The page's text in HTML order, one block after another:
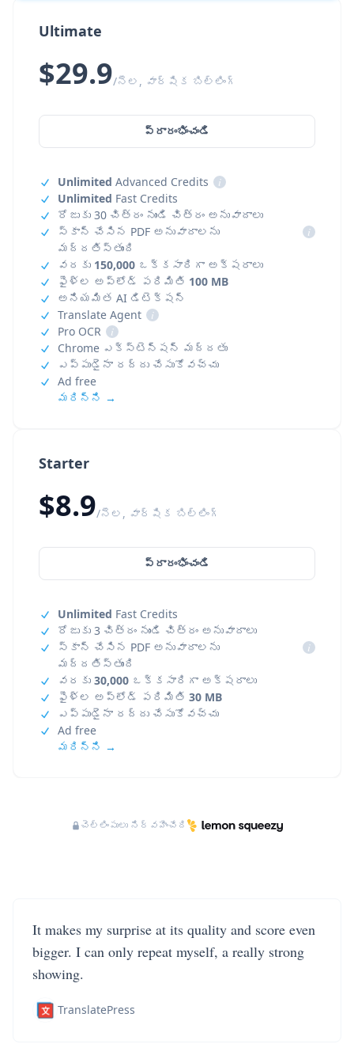
Starter
$8.9/నెల, వార్షిక బిల్లింగ్
ప్రారంభించండి
Unlimited Fast Credits
రోజుకు 3 చిత్రం నుండి చిత్రం అనువాదాలు
స్కాన్ చేసిన PDF అనువాదాలను
మద్దతిస్తుంది
i
వరకు 30,000 ఒక్కసారిగా అక్షరాలు
ఫైళ్ల అప్‌లోడ్ పరిమితి 30 MB
ఎప్పుడైనా రద్దు చేసుకోవచ్చు
Ad free
మరిన్ని →
Ultimate
$29.9/నెల, వార్షిక బిల్లింగ్
ప్రారంభించండి
Unlimited Advanced Credits
i
Unlimited Fast Credits
రోజుకు 30 చిత్రం నుండి చిత్రం అనువాదాలు
స్కాన్ చేసిన PDF అనువాదాలను
మద్దతిస్తుంది
i
వరకు 150,000 ఒక్కసారిగా అక్షరాలు
ఫైళ్ల అప్‌లోడ్ పరిమితి 100 MB
అనియమిత AI డిటెక్షన్
Translate Agent
i
Pro OCR
i
Chrome ఎక్స్‌టెన్షన్ మద్దతు
ఎప్పుడైనా రద్దు చేసుకోవచ్చు
Ad free
మరిన్ని →
చెల్లింపులు నిర్వహించేది
It makes my surprise at its quality and score even
bigger. I can only repeat myself, a really strong
showing.
TranslatePress